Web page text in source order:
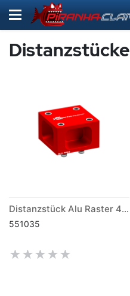
Distanzstücke
Distanzstück Alu Raster 40mm
551035